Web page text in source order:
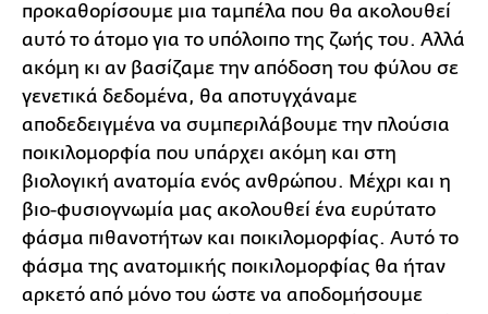
προκαθορίσουμε μια ταμπέλα που θα ακολουθεί
αυτό το άτομο για το υπόλοιπο της ζωής του. Αλλά
ακόμη κι αν βασίζαμε την απόδοση του φύλου σε
γενετικά δεδομένα, θα αποτυγχάναμε
αποδεδειγμένα να συμπεριλάβουμε την πλούσια
ποικιλομορφία που υπάρχει ακόμη και στη
βιολογική ανατομία ενός ανθρώπου. Μέχρι και η
βιο-φυσιογνωμία μας ακολουθεί ένα ευρύτατο
φάσμα πιθανοτήτων και ποικιλομορφίας. Αυτό το
φάσμα της ανατομικής ποικιλομορφίας θα ήταν
αρκετό από μόνο του ώστε να αποδομήσουμε